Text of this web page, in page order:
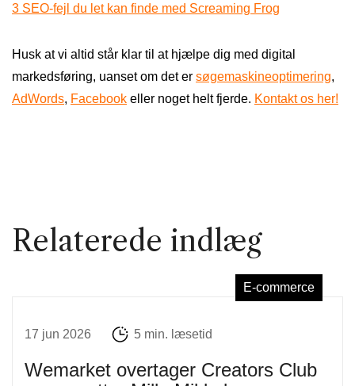
3 SEO-fejl du let kan finde med Screaming Frog
Husk at vi altid står klar til at hjælpe dig med digital
markedsføring, uanset om det er søgemaskineoptimering,
AdWords, Facebook eller noget helt fjerde. Kontakt os her!
Relaterede indlæg
E-commerce
17 jun 2026 5 min. læsetid
Wemarket overtager Creators Club